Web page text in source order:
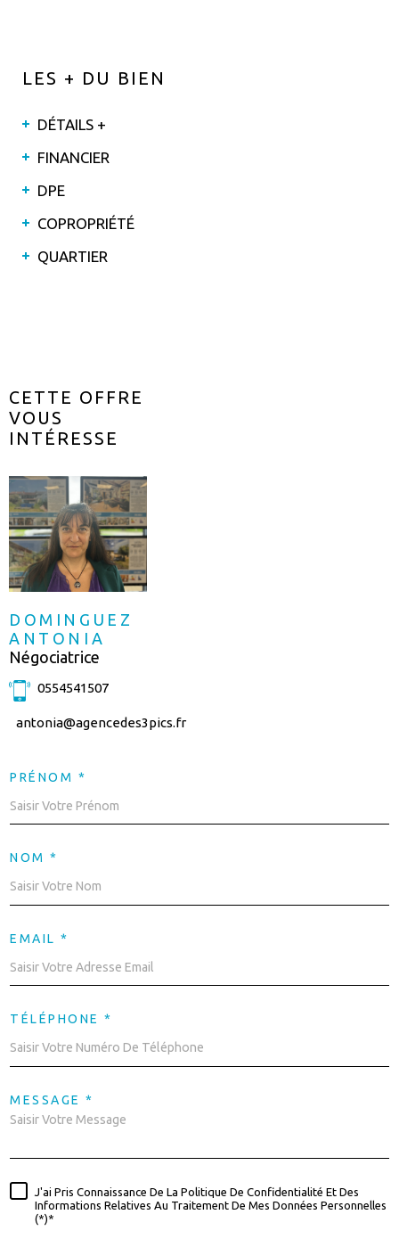
LES + DU BIEN
DÉTAILS +
FINANCIER
DPE
COPROPRIÉTÉ
QUARTIER
CETTE OFFRE
VOUS
INTÉRESSE
DOMINGUEZ
ANTONIA
Négociatrice
0554541507
antonia@agencedes3pics.fr
PRÉNOM *
NOM *
EMAIL *
TÉLÉPHONE *
MESSAGE *
J'ai Pris Connaissance De La Politique De Confidentialité Et Des
Informations Relatives Au Traitement De Mes Données Personnelles
(*)*